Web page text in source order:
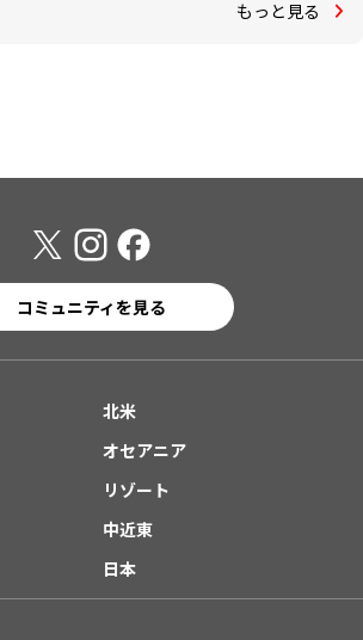
もっと見る
コミュニティを見る
北米
オセアニア
リゾート
中近東
日本